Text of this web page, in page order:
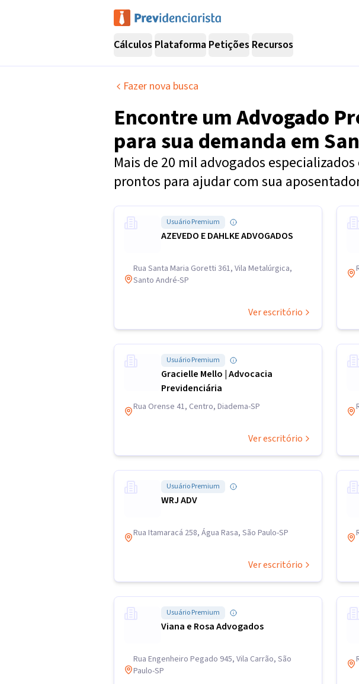
Cálculos Plataforma Petições Recursos
Fazer nova busca
Encontre umAdvogado
para sua demanda em
Mais de 20 mil advogados
prontos para ajudar com sua
Usuário Premium
AZEVEDO E DAHLKE ADVOGADOS
Rua Santa Maria Goretti 361, Vila Metalúrgica,
Santo André-SP
Ver escritório
Usuário Premium
Gracielle Mello | Advocacia
Previdenciária
Rua Orense 41, Centro, Diadema-SP
Ver escritório
Usuário Premium
WRJ ADV
Rua Itamaracá 258, Água Rasa, São Paulo-SP
Ver escritório
Usuário Premium
Viana e Rosa Advogados
Rua Engenheiro Pegado 945, Vila Carrão, São
Paulo-SP